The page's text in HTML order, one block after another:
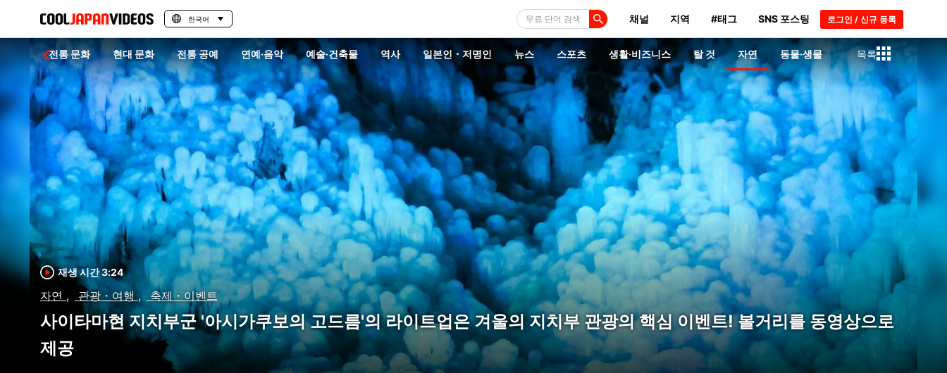
한국어 무료 단어 검색 채널 지역 #태그 SNS 포스팅 로그인 / 신규 등록
홍보 전통 문화 현대 문화 전통 공예 연예·음악 예술·건축물 역사 일본인・저명인 뉴스 스포츠 생활·비즈니스 탈 것 자연 동물·생물 목록
재생 시간 3:24
자연 관광・여행 축제・이벤트
사이타마현 지치부군 '아시가쿠보의 고드름'의 라이트업은 겨울의 지치부 관광의 핵심 이벤트! 볼거리를 동영상으로
제공